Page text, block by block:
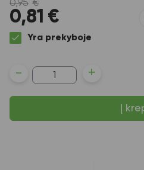
0,95 €
0,81 €
Yra prekyboje
produkto
kiekis:
Rašiklis
–
Faber-
- +
Į